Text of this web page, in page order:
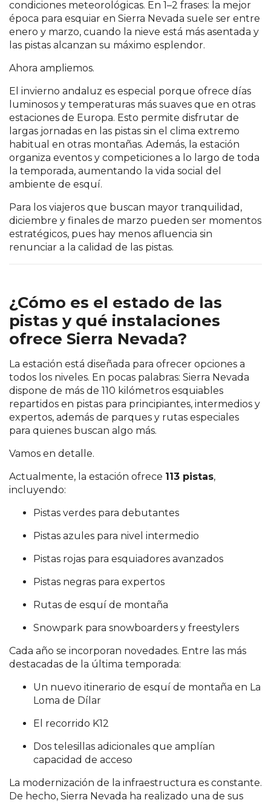
condiciones meteorológicas. En 1–2 frases: la mejor
época para esquiar en Sierra Nevada suele ser entre
enero y marzo, cuando la nieve está más asentada y
las pistas alcanzan su máximo esplendor.
Ahora ampliemos.
El invierno andaluz es especial porque ofrece días
luminosos y temperaturas más suaves que en otras
estaciones de Europa. Esto permite disfrutar de
largas jornadas en las pistas sin el clima extremo
habitual en otras montañas. Además, la estación
organiza eventos y competiciones a lo largo de toda
la temporada, aumentando la vida social del
ambiente de esquí.
Para los viajeros que buscan mayor tranquilidad,
diciembre y finales de marzo pueden ser momentos
estratégicos, pues hay menos afluencia sin
renunciar a la calidad de las pistas.
¿Cómo es el estado de las
pistas y qué instalaciones
ofrece Sierra Nevada?
La estación está diseñada para ofrecer opciones a
todos los niveles. En pocas palabras: Sierra Nevada
dispone de más de 110 kilómetros esquiables
repartidos en pistas para principiantes, intermedios y
expertos, además de parques y rutas especiales
para quienes buscan algo más.
Vamos en detalle.
Actualmente, la estación ofrece 113 pistas,
incluyendo:
Pistas verdes para debutantes
Pistas azules para nivel intermedio
Pistas rojas para esquiadores avanzados
Pistas negras para expertos
Rutas de esquí de montaña
Snowpark para snowboarders y freestylers
Cada año se incorporan novedades. Entre las más
destacadas de la última temporada:
Un nuevo itinerario de esquí de montaña en La
Loma de Dílar
El recorrido K12
Dos telesillas adicionales que amplían
capacidad de acceso
La modernización de la infraestructura es constante.
De hecho, Sierra Nevada ha realizado una de sus